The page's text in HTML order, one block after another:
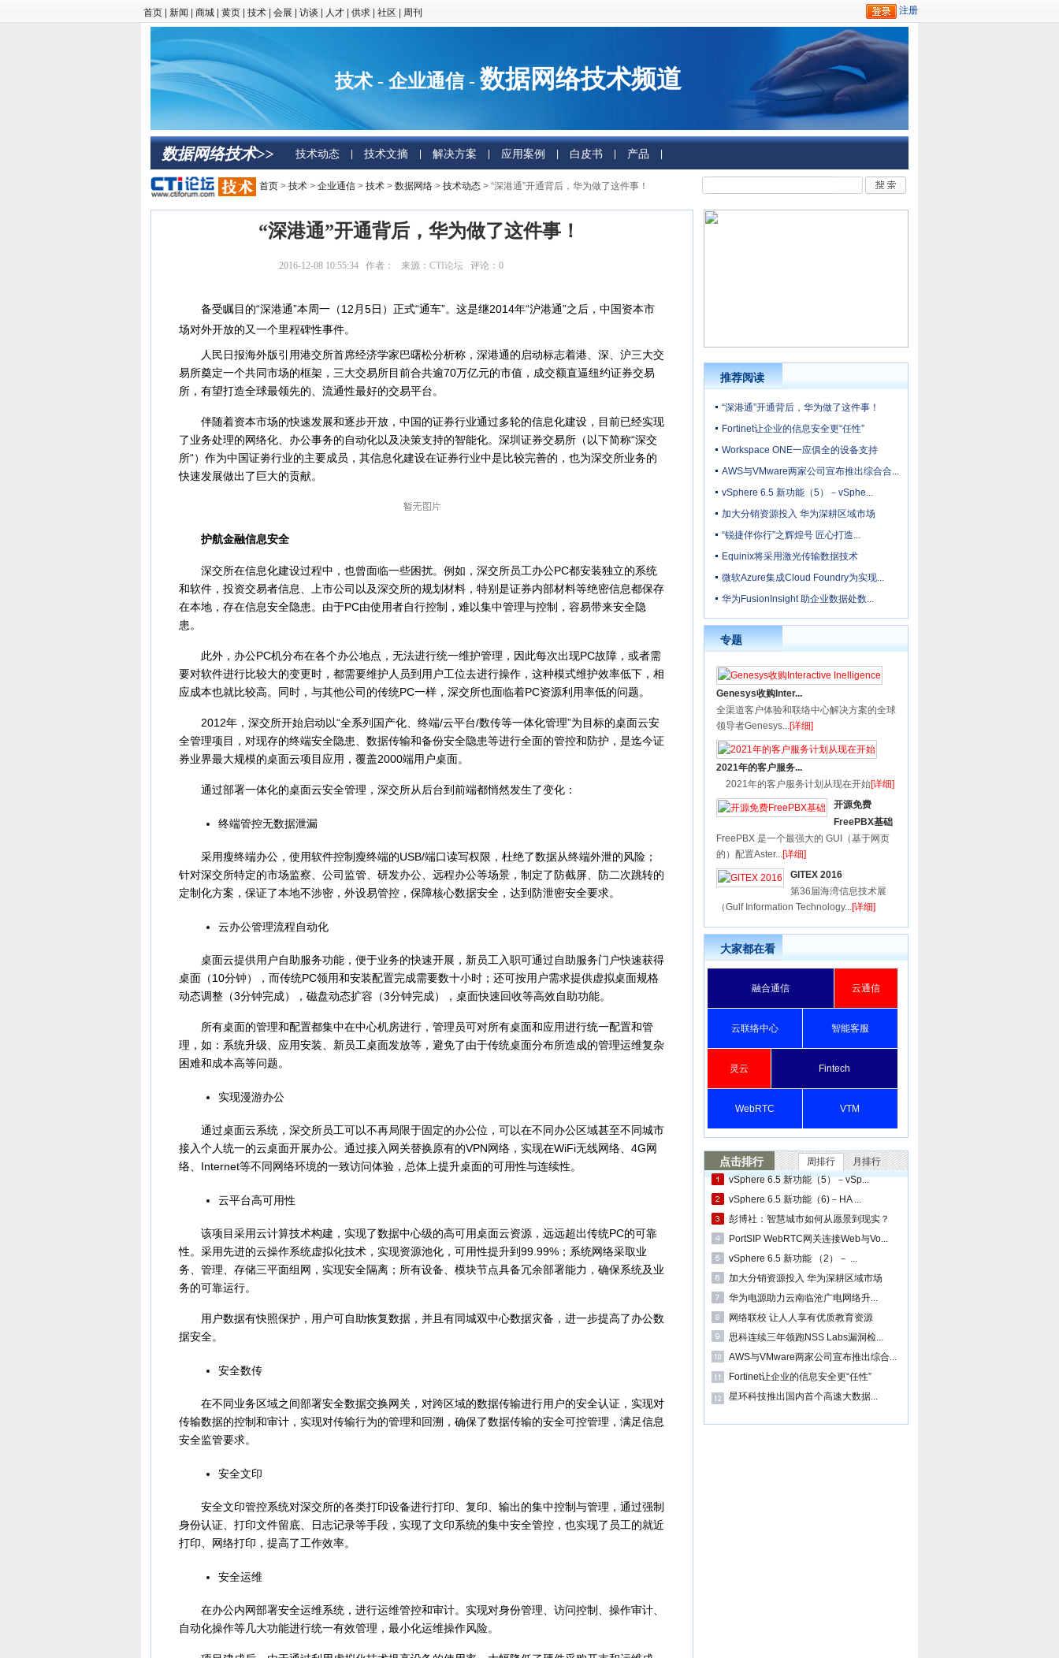
首页 新闻 商城 黄页 技术 会展 访谈 人才 供求 社区 周刊
技术 - 企业通信 - 数据网络技术频道
数据网络技术>> 技术动态 技术文摘 解决方案 应用案例 白皮书 产品
首页 > 技术 > 企业通信 > 技术 > 数据网络 > 技术动态 > “深港通”开通背后，华为做了这件事！
“深港通”开通背后，华为做了这件事！
2016-12-08 10:55:34 作者： 来源： CTI论坛 评论： 0
备受瞩目的“深港通”本周一（12月5日）正式“通车”。这是继2014年“沪港通”之后，中国资本市
场对外开放的又一个里程碑性事件。
人民日报海外版引用港交所首席经济学家巴曙松分析称，深港通的启动标志着港、深、沪三大交
易所奠定一个共同市场的框架，三大交易所目前合共逾70万亿元的市值，成交额直逼纽约证券交易
所，有望打造全球最领先的、流通性最好的交易平台。
伴随着资本市场的快速发展和逐步开放，中国的证券行业通过多轮的信息化建设，目前已经实现
了业务处理的网络化、办公事务的自动化以及决策支持的智能化。深圳证券交易所（以下简称“深交
所“）作为中国证劵行业的主要成员，其信息化建设在证券行业中是比较完善的，也为深交所业务的
快速发展做出了巨大的贡献。
护航金融信息安全
深交所在信息化建设过程中，也曾面临一些困扰。例如，深交所员工办公PC都安装独立的系统
和软件，投资交易者信息、上市公司以及深交所的规划材料，特别是证券内部材料等绝密信息都保存
在本地，存在信息安全隐患。由于PC由使用者自行控制，难以集中管理与控制，容易带来安全隐
患。
此外，办公PC机分布在各个办公地点，无法进行统一维护管理，因此每次出现PC故障，或者需
要对软件进行比较大的变更时，都需要维护人员到用户工位去进行操作，这种模式维护效率低下，相
应成本也就比较高。同时，与其他公司的传统PC一样，深交所也面临着PC资源利用率低的问题。
2012年，深交所开始启动以“全系列国产化、终端/云平台/数传等一体化管理”为目标的桌面云安
全管理项目，对现存的终端安全隐患、数据传输和备份安全隐患等进行全面的管控和防护，是迄今证
券业界最大规模的桌面云项目应用，覆盖2000端用户桌面。
通过部署一体化的桌面云安全管理，深交所从后台到前端都悄然发生了变化：
终端管控无数据泄漏
采用瘦终端办公，使用软件控制瘦终端的USB/端口读写权限，杜绝了数据从终端外泄的风险；
针对深交所特定的市场监察、公司监管、研发办公、远程办公等场景，制定了防截屏、防二次跳转的
定制化方案，保证了本地不涉密，外设易管控，保障核心数据安全，达到防泄密安全要求。
云办公管理流程自动化
桌面云提供用户自助服务功能，便于业务的快速开展，新员工入职可通过自助服务门户快速获得
桌面（10分钟），而传统PC领用和安装配置完成需要数十小时；还可按用户需求提供虚拟桌面规格
动态调整（3分钟完成），磁盘动态扩容（3分钟完成），桌面快速回收等高效自助功能。
所有桌面的管理和配置都集中在中心机房进行，管理员可对所有桌面和应用进行统一配置和管
理，如：系统升级、应用安装、新员工桌面发放等，避免了由于传统桌面分布所造成的管理运维复杂
困难和成本高等问题。
实现漫游办公
通过桌面云系统，深交所员工可以不再局限于固定的办公位，可以在不同办公区域甚至不同城市
接入个人统一的云桌面开展办公。通过接入网关替换原有的VPN网络，实现在WiFi无线网络、4G网
络、Internet等不同网络环境的一致访问体验，总体上提升桌面的可用性与连续性。
云平台高可用性
该项目采用云计算技术构建，实现了数据中心级的高可用桌面云资源，远远超出传统PC的可靠
性。采用先进的云操作系统虚拟化技术，实现资源池化，可用性提升到99.99%；系统网络采取业
务、管理、存储三平面组网，实现安全隔离；所有设备、模块节点具备冗余部署能力，确保系统及业
务的可靠运行。
用户数据有快照保护，用户可自助恢复数据，并且有同城双中心数据灾备，进一步提高了办公数
据安全。
安全数传
在不同业务区域之间部署安全数据交换网关，对跨区域的数据传输进行用户的安全认证，实现对
传输数据的控制和审计，实现对传输行为的管理和回溯，确保了数据传输的安全可控管理，满足信息
安全监管要求。
安全文印
安全文印管控系统对深交所的各类打印设备进行打印、复印、输出的集中控制与管理，通过强制
身份认证、打印文件留底、日志记录等手段，实现了文印系统的集中安全管控，也实现了员工的就近
打印、网络打印，提高了工作效率。
安全运维
在办公内网部署安全运维系统，进行运维管控和审计。实现对身份管理、访问控制、操作审计、
自动化操作等几大功能进行统一有效管理，最小化运维操作风险。
推荐阅读
“深港通”开通背后，华为做了这件事！
Fortinet让企业的信息安全更“任性”
Workspace ONE一应俱全的设备支持
AWS与VMware两家公司宣布推出综合合...
vSphere 6.5 新功能（5）－vSphe...
加大分销资源投入 华为深耕区域市场
“锐捷伴你行”之辉煌号 匠心打造...
Equinix将采用激光传输数据技术
微软Azure集成Cloud Foundry为实现...
华为FusionInsight 助企业数据处数...
专题
Genesys收购Inter...
全渠道客户体验和联络中心解决方案的全球
领导者Genesys...[详细]
2021年的客户服务...
2021年的客户服务计划从现在开始[详细]
开源免费
FreePBX基础
FreePBX 是一个最强大的 GUI（基于网页
的）配置Aster...[详细]
GITEX 2016
第36届海湾信息技术展
（Gulf Information Technology...[详细]
大家都在看
融合通信 云通信
云联络中心 智能客服
灵云 Fintech
WebRTC VTM
点击排行 周排行
月排行
vSphere 6.5 新功能（5）－vSp...
vSphere 6.5 新功能（6)－HA ...
彭博社：智慧城市如何从愿景到现实？
PortSIP WebRTC网关连接Web与Vo...
vSphere 6.5 新功能 （2）－ ...
加大分销资源投入 华为深耕区域市场
华为电源助力云南临沧广电网络升...
网络联校 让人人享有优质教育资源
思科连续三年领跑NSS Labs漏洞检...
AWS与VMware两家公司宣布推出综合...
Fortinet让企业的信息安全更“任性”
星环科技推出国内首个高速大数据...